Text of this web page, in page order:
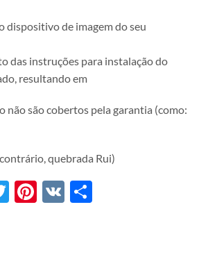
dispositivo de imagem do seu
das instruções para instalação do
resultando em
não são cobertos pela garantia (como:
quebrada Rui)
Twitter
Pinterest
VK